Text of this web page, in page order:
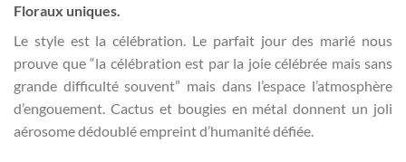
Floraux uniques.
Le style est la célébration. Le parfait jour des marié nous
prouve que “la célébration est par la joie célébrée mais sans
grande difficulté souvent” mais dans l’espace l’atmosphère
d’engouement. Cactus et bougies en métal donnent un joli
aérosome dédoublé empreint d’humanité défiée.